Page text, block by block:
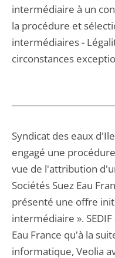
intermédiaire à un
la procédure et
intermédiaires -
circonstances
Syndicat des eaux
engagé une
vue de l'attribution
Sociétés Suez Eau
présenté une offre
intermédiaire ».
Eau France qu'à la
informatique, Veolia